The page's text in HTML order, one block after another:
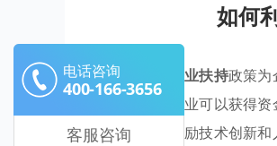
如何
葫芦岛市的 产业扶持政策为
，企业可以获得
产业政策
也鼓励技术创新
电话咨询
400-166-3656
客服咨询